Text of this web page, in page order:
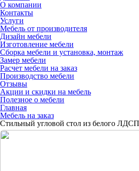
О компании
Контакты
Услуги
Мебель от производителя
Дизайн мебели
Изготовление мебели
Сборка мебели и установка, монтаж
Замер мебели
Расчет мебели на заказ
Производство мебели
Отзывы
Акции и скидки на мебель
Полезное о мебели
Главная
Мебель на заказ
Стильный угловой стол из белого